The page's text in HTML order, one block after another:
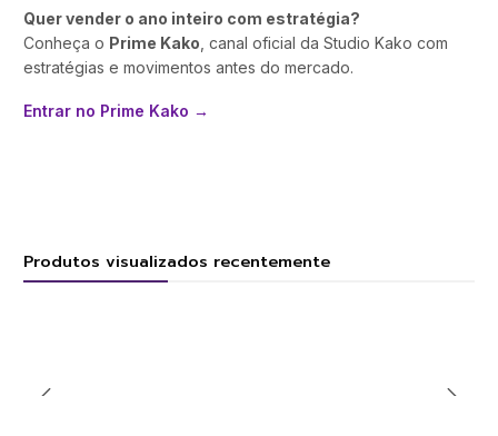
Quer vender o ano inteiro com estratégia?
Conheça o Prime Kako , canal oficial da Studio Kako com
estratégias e movimentos antes do mercado.
Entrar no Prime Kako →
Produtos visualizados recentemente